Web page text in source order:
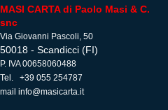
MASI CARTA di Paolo Masi & C.
snc
Via Giovanni Pascoli, 50
50018 - Scandicci (FI)
P. IVA 00658060488
Tel. +39 055 254787
mail info@masicarta.it